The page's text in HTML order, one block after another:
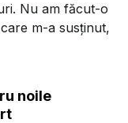
Nu am făcut-o
m-a susținut,
noile